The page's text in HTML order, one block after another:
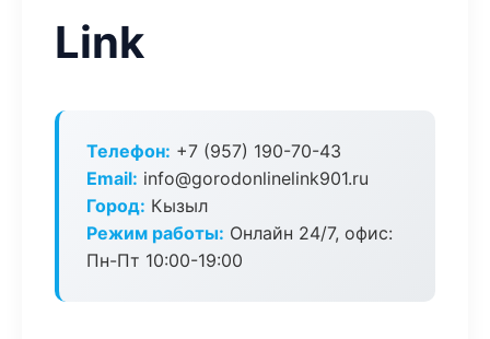
Link
Телефон: +7 (957) 190-70-43
Email: info@gorodonlinelink901.ru
Город: Кызыл
Режим работы: Онлайн 24/7, офис:
Пн-Пт 10:00-19:00